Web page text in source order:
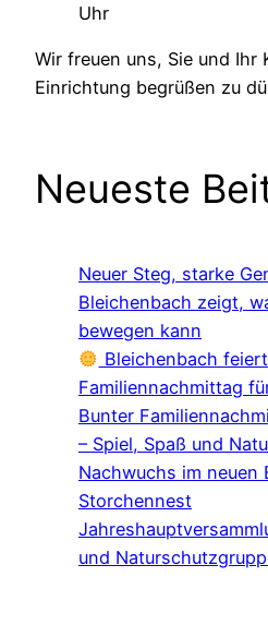
Uhr
Wir freuen uns, Sie und Ihr
Einrichtung begrüßen zu
Neueste
Neuer Steg, starke
Bleichenbach zeigt,
bewegen kann
Bleichenbach
Familiennachmittag
Bunter
– Spiel, Spaß und
Nachwuchs im neuen
Storchennest
und